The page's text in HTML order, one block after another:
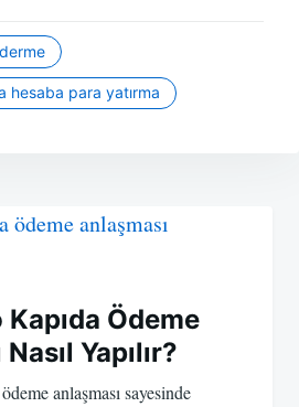
hesaba para yatırma
Ödeme
Yapılır?
anlaşması sayesinde